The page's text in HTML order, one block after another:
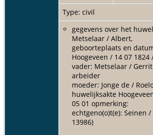
Type: civil
gegevens over het
Metselaar / Albert,
geboorteplaats en
Hoogeveen / 14 07
vader: Metselaar /
arbeider
moeder: Jonge de /
huwelijksakte
05 01 opmerking:
echtgeno(o)t(e): Seinen
13986)